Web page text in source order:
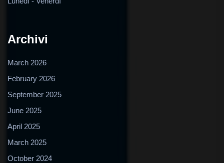
Archivi
March 2026
February 2026
September 2025
June 2025
April 2025
March 2025
October 2024